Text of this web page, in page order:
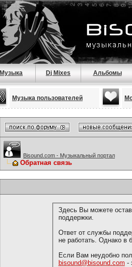
Музыка Dj Mixes Альбомы
Музыка пользователей
Bisound.com - Музыкальный портал
Обратная связь
Здесь Вы можете
поддержки.
Ответ от службы
не работать. Однако в
Если Вам неудобно
bisound@bisound.com -